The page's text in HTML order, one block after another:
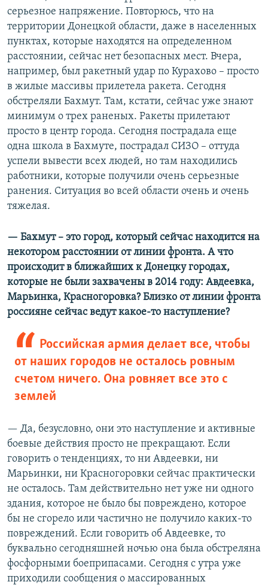
серьезное напряжение. Повторюсь, что на
территории Донецкой области, даже в населенных
пунктах, которые находятся на определенном
расстоянии, сейчас нет безопасных мест. Вчера,
например, был ракетный удар по Курахово – просто
в жилые массивы прилетела ракета. Сегодня
обстреляли Бахмут. Там, кстати, сейчас уже знают
минимум о трех раненых. Ракеты прилетают
просто в центр города. Сегодня пострадала еще
одна школа в Бахмуте, пострадал СИЗО – оттуда
успели вывести всех людей, но там находились
работники, которые получили очень серьезные
ранения. Ситуация во всей области очень и очень
тяжелая.
— Бахмут – это город, который сейчас находится на
некотором расстоянии от линии фронта. А что
происходит в ближайших к Донецку городах,
которые не были захвачены в 2014 году: Авдеевка,
Марьинка, Красногоровка? Близко от линии фронта
россияне сейчас ведут какое-то наступление?
Российская армия делает все, чтобы
от наших городов не осталось ровным
счетом ничего. Она ровняет все это с
землей
— Да, безусловно, они это наступление и активные
боевые действия просто не прекращают. Если
говорить о тенденциях, то ни Авдеевки, ни
Марьинки, ни Красногоровки сейчас практически
не осталось. Там действительно нет уже ни одного
здания, которое не было бы повреждено, которое
бы не сгорело или частично не получило каких-то
повреждений. Если говорить об Авдеевке, то
буквально сегодняшней ночью она была обстреляна
фосфорными боеприпасами. Сегодня с утра уже
приходили сообщения о массированных